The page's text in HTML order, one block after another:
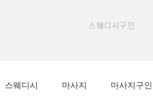
스웨디시구인
스웨디시 마사지 마사지구인